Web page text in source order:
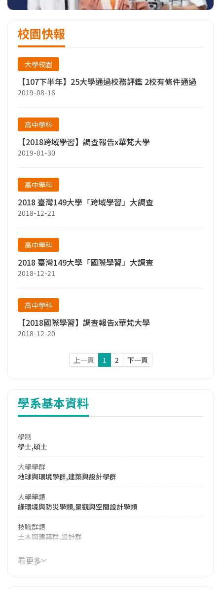
校園快報
大學校園
【107下半年】25大學通過校務評鑑 2校有條件通過
2019-08-16
高中學科
【2018跨域學習】調查報告x華梵大學
2019-01-30
高中學科
2018 臺灣149大學「跨域學習」大調查
2018-12-21
高中學科
2018 臺灣149大學「國際學習」大調查
2018-12-21
高中學科
【2018國際學習】調查報告x華梵大學
2018-12-20
上一頁 1 2 下一頁
學系基本資料
學制
學士,碩士
大學學群
地球與環境學群,建築與設計學群
大學學類
綠環境與防災學類,景觀與空間設計學類
技職群類
土木與建築群,設計群
114年學費
39,050 元/學期
看更多